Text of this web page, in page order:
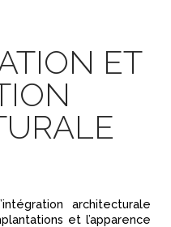
ET
architecturale
et l’apparence